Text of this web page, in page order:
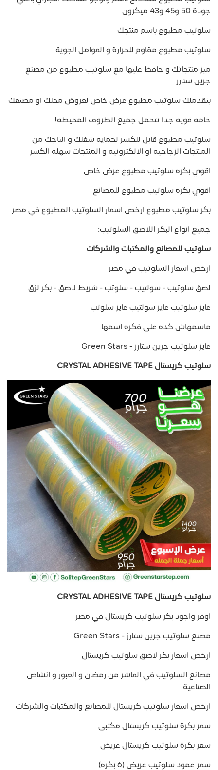
جودة 50 و45 و43 ميكرون
سلوتيب مطبوع باسم منتجك
سلوتيب مطبوع مقاوم للحرارة و العوامل الجوية
ميز منتجاتك و حافظ عليها مع سلوتيب مطبوع من مصنع
جرين ستارز
بنقدملك سلوتيب مطبوع عرض خاص لعروض محلك او مصنعك
خامه قويه جدا تتحمل جميع الظروف المحيطه!
سلوتيب مطبوع قابل للكسر لحمايه شغلك و انتاجك من
المنتجات الزجاجيه او الالكترونيه و المنتجات سهله الكسر
اقوي بكره سلوتيب مطبوع عرض خاص
اقوي بكره سلوتيب مطبوع للمصانع
بكر سلوتيب مطبوع ارخص اسعار السلوتيب المطبوع في مصر
جميع انواع البكر اللاصق السلوتيب:
سلوتيب للمصانع والمكتبات والشركات
ارخص اسعار السلوتيب في مصر
لصق سلوتيب - سولتيب - سلوتب - شريط لاصق - بكر لزق
عايز سلوتيب عايز سولتيب عايز سلوتب
ماسمهاش كده على فكره اسمها
عايز سلوتيب جرين ستارز - Green Stars
سلوتيب كريستال CRYSTAL ADHESIVE TAPE
سلوتيب كريستال CRYSTAL ADHESIVE TAPE
اوفر واجود بكر سلوتيب كريستال في مصر
مصنع سلوتيب جرين ستارز - Green Stars
ارخص اسعار بكر لاصق سلوتيب كريستال
مصانع السلوتيب في العاشر من رمضان و العبور و انشاص
الصناعية
ارخص اسعار سلوتيب كريستال للمصانع والمكتبات والشركات
سعر بكرة سلوتيب كريستال مكتبي
سعر بكرة سلوتيب كريستال عريض
سعر عمود سلوتيب عريض (6 بكره)